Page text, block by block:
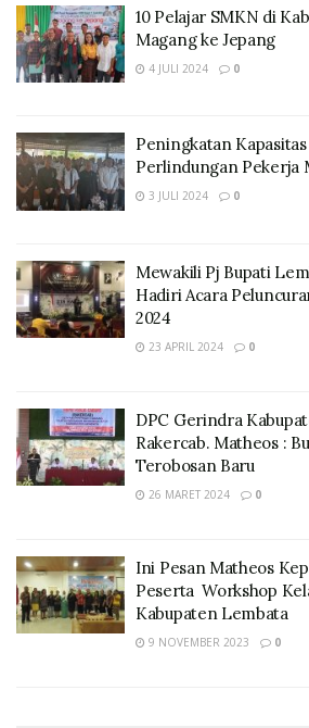
10 Pelajar SMKN di
Magang ke Jepang
4 JULI 2024 0
Peningkatan
Perlindungan Pekerja
3 JULI 2024 0
Mewakili Pj Bupati
Hadiri Acara
2024
23 APRIL 2024 0
DPC Gerindra
Rakercab. Matheos :
Terobosan Baru
26 MARET 2024 0
Ini Pesan Matheos
Peserta Workshop
Kabupaten Lembata
9 NOVEMBER 2023 0